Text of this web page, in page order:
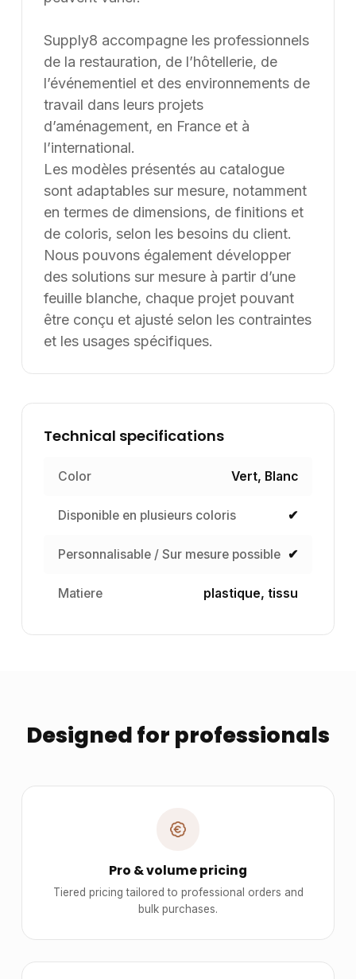
Une erreur inattendue est
survenue
Nous avons rencontré un problème lors du
chargement de l'application.
Rafraîchir la page